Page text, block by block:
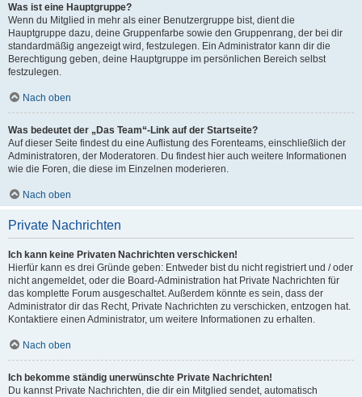
Was ist eine Hauptgruppe?
Wenn du Mitglied in mehr als einer Benutzergruppe bist, dient die
Hauptgruppe dazu, deine Gruppenfarbe sowie den Gruppenrang, der bei dir
standardmäßig angezeigt wird, festzulegen. Ein Administrator kann dir die
Berechtigung geben, deine Hauptgruppe im persönlichen Bereich selbst
festzulegen.
Nach oben
Was bedeutet der „Das Team“-Link auf der Startseite?
Auf dieser Seite findest du eine Auflistung des Forenteams, einschließlich der
Administratoren, der Moderatoren. Du findest hier auch weitere Informationen
wie die Foren, die diese im Einzelnen moderieren.
Nach oben
Private Nachrichten
Ich kann keine Privaten Nachrichten verschicken!
Hierfür kann es drei Gründe geben: Entweder bist du nicht registriert und / oder
nicht angemeldet, oder die Board-Administration hat Private Nachrichten für
das komplette Forum ausgeschaltet. Außerdem könnte es sein, dass der
Administrator dir das Recht, Private Nachrichten zu verschicken, entzogen hat.
Kontaktiere einen Administrator, um weitere Informationen zu erhalten.
Nach oben
Ich bekomme ständig unerwünschte Private Nachrichten!
Du kannst Private Nachrichten, die dir ein Mitglied sendet, automatisch